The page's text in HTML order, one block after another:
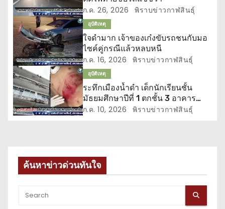
เ
รื่
อ
ง
ก.ค. 26, 2026 พิราบข่าวกาฬสินธุ์
อุบัติเหตุ
ใจดำมาก เจ้าของเก๋งขับรถชนกับมอ
ไซค์คู่กรณีแล้วหลบหนี
ก.ค. 16, 2026 พิราบข่าวกาฬสินธุ์
อุบัติเหตุ
ระทึกเมืองน้ำดำ เด็กนักเรียนชั้น
มัธยมศึกษาปีที่ 1 ตกชั้น 3 อาคาร
เรียน
ก.ค. 10, 2026 พิราบข่าวกาฬสินธุ์
ค้นหาข่าวด่วนทันใจ